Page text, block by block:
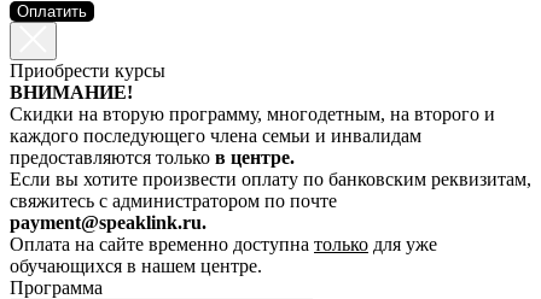
Оплатить
Приобрести курсы
ВНИМАНИЕ!
Скидки на вторую программу, многодетным, на второго и
каждого последующего члена семьи и инвалидам
предоставляются только в центре.
Если вы хотите произвести оплату по банковским реквизитам,
свяжитесь с администратором по почте
payment@speaklink.ru.
Оплата на сайте временно доступна только для уже
обучающихся в нашем центре.
Программа